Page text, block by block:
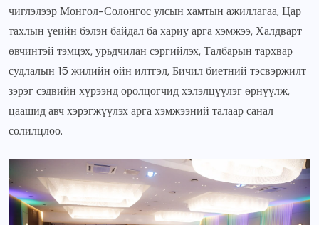
чиглэлээр Монгол-Солонгос улсын хамтын ажиллагаа, Цар
тахлын үеийн бэлэн байдал ба хариу арга хэмжээ, Халдварт
өвчинтэй тэмцэх, урьдчилан сэргийлэх, Талбарын тархвар
судлалын 15 жилийн ойн илтгэл, Бичил биетний тэсвэржилт
зэрэг сэдвийн хүрээнд оролцогчид хэлэлцүүлэг өрнүүлж,
цаашид авч хэрэгжүүлэх арга хэмжээний талаар санал
солилцлоо.